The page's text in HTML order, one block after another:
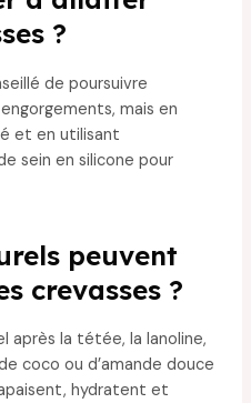
?
de poursuivre
mais en
et en utilisant
sein en silicone pour
peuvent
crevasses ?
après la tétée, la lanoline,
coco ou d’amande douce
hydratent et